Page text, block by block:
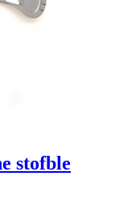
stofble